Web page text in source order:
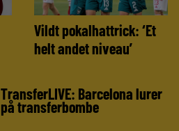
Vildt pokalhattrick: ‘Et
helt andet niveau’
TransferLIVE: Barcelona lurer
på transferbombe